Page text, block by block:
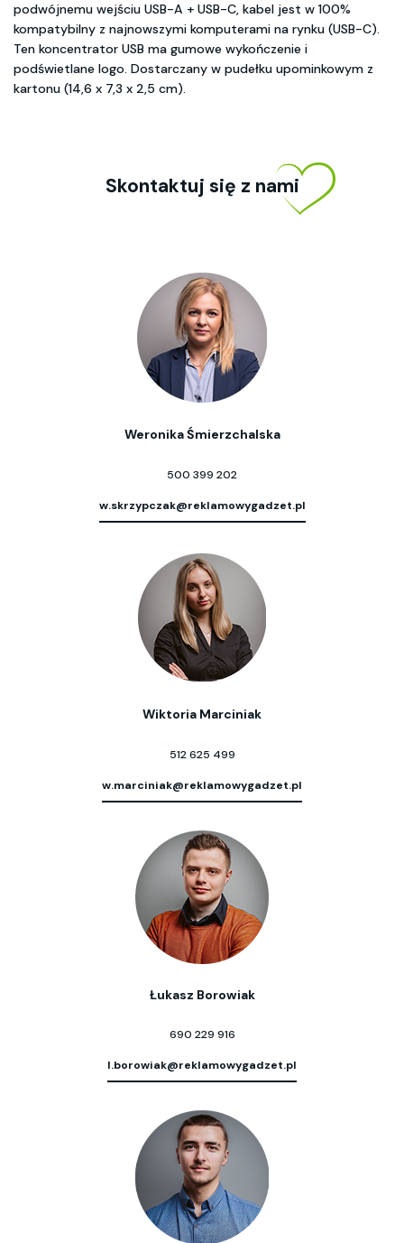
podwójnemu wejściu USB-A + USB-C, kabel jest w 100%
kompatybilny z najnowszymi komputerami na rynku (USB-C).
Ten koncentrator USB ma gumowe wykończenie i
podświetlane logo. Dostarczany w pudełku upominkowym z
kartonu (14,6 x 7,3 x 2,5 cm).
Skontaktuj się z nami
Weronika Śmierzchalska
500 399 202
w.skrzypczak@reklamowygadzet.pl
Wiktoria Marciniak
512 625 499
w.marciniak@reklamowygadzet.pl
Łukasz Borowiak
690 229 916
l.borowiak@reklamowygadzet.pl